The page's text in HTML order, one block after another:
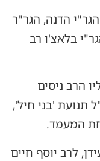
הדנה, הגר"ר
בלאצ'ו רב
הרב ניסים
תנועת 'בני חיל',
המעמד.
לרב יוסף חיים